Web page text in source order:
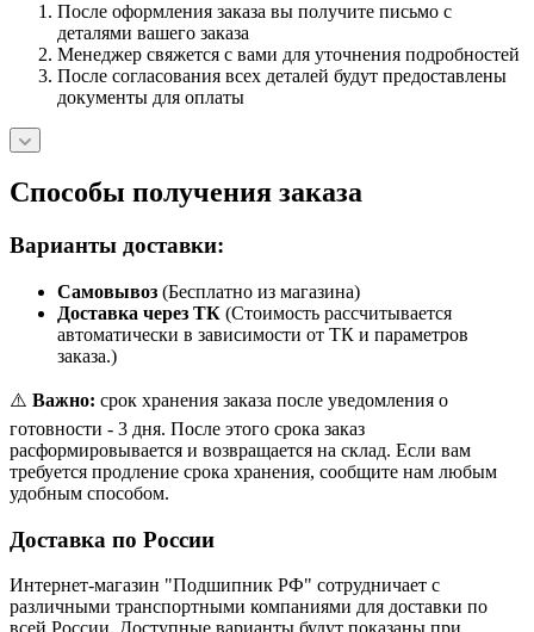
После оформления заказа вы получите письмо с
деталями вашего заказа
Менеджер свяжется с вами для уточнения подробностей
После согласования всех деталей будут предоставлены
документы для оплаты
Способы получения заказа
Варианты доставки:
Самовывоз (Бесплатно из магазина)
Доставка через ТК (Стоимость рассчитывается
автоматически в зависимости от ТК и параметров
заказа.)
⚠️ Важно: срок хранения заказа после уведомления о
готовности - 3 дня. После этого срока заказ
расформировывается и возвращается на склад. Если вам
требуется продление срока хранения, сообщите нам любым
удобным способом.
Доставка по России
Интернет-магазин "Подшипник РФ" сотрудничает с
различными транспортными компаниями для доставки по